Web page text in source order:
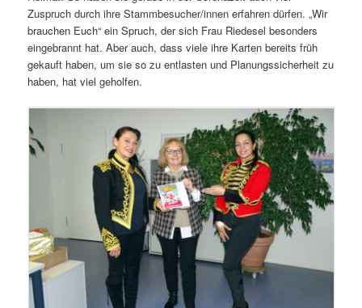
Zuspruch durch ihre Stammbesucher/innen erfahren dürfen. „Wir
brauchen Euch“ ein Spruch, der sich Frau Riedesel besonders
eingebrannt hat. Aber auch, dass viele ihre Karten bereits früh
gekauft haben, um sie so zu entlasten und Planungssicherheit zu
haben, hat viel geholfen.